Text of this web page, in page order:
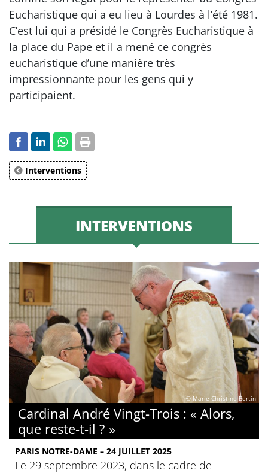
Eucharistique qui a eu lieu à Lourdes à l’été 1981.
C’est lui qui a présidé le Congrès Eucharistique à
la place du Pape et il a mené ce congrès
eucharistique d’une manière très
impressionnante pour les gens qui y
participaient.
Interventions
INTERVENTIONS
© Marie-Christine Bertin
Cardinal André Vingt-Trois : « Alors,
que reste-t-il ? »
PARIS NOTRE-DAME – 24 JUILLET 2025
Le 29 septembre 2023, dans le cadre de